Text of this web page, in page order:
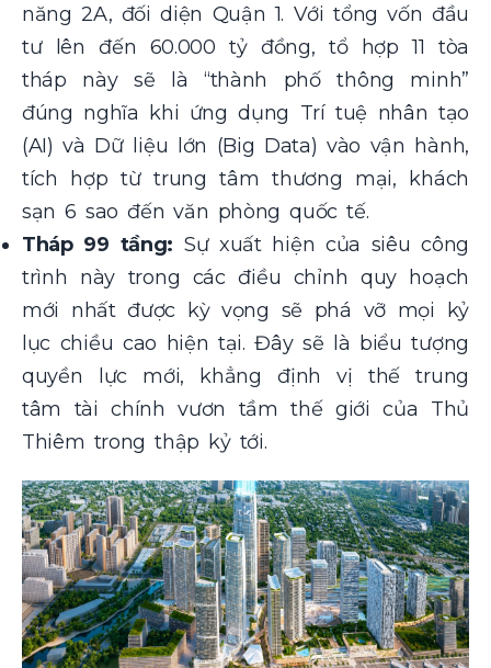
năng 2A, đối diện Quận 1. Với tổng vốn đầu
tư lên đến 60.000 tỷ đồng, tổ hợp 11 tòa
tháp này sẽ là “thành phố thông minh”
đúng nghĩa khi ứng dụng Trí tuệ nhân tạo
(AI) và Dữ liệu lớn (Big Data) vào vận hành,
tích hợp từ trung tâm thương mại, khách
sạn 6 sao đến văn phòng quốc tế.
Tháp 99 tầng: Sự xuất hiện của siêu công
trình này trong các điều chỉnh quy hoạch
mới nhất được kỳ vọng sẽ phá vỡ mọi kỷ
lục chiều cao hiện tại. Đây sẽ là biểu tượng
quyền lực mới, khẳng định vị thế trung
tâm tài chính vươn tầm thế giới của Thủ
Thiêm trong thập kỷ tới.